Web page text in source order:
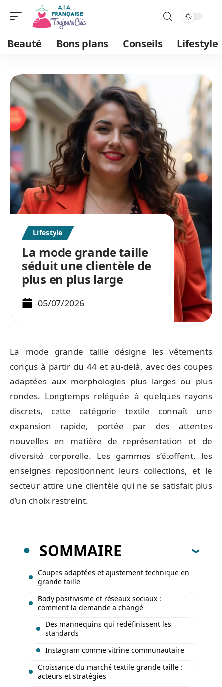
Beauté Bons plans Conseils Lifestyle
Lifestyle
La mode grande taille
séduit une clientèle de
plus en plus large
05/07/2026
La mode grande taille désigne les vêtements
conçus à partir du 44 et au-delà, avec des coupes
adaptées aux morphologies plus larges ou plus
rondes. Longtemps reléguée à quelques rayons
discrets, cette catégorie textile connaît une
expansion rapide, portée par des attentes
nouvelles en matière de représentation et de
diversité corporelle. Les gammes s’étoffent, les
enseignes repositionnent leurs collections, et le
secteur attire une clientèle qui ne se satisfait plus
d’un choix restreint.
SOMMAIRE
Coupes adaptées et ajustement technique en
grande taille
Body positivisme et réseaux sociaux :
comment la demande a changé
Des mannequins qui redéfinissent les
standards
Instagram comme vitrine communautaire
Croissance du marché textile grande taille :
acteurs et stratégies